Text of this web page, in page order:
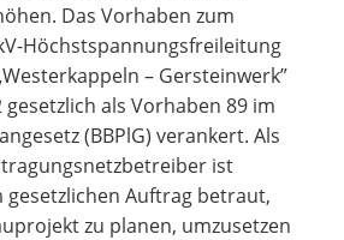
Das Vorhaben zum
Höchstspannungsfreileitung
– Gersteinwerk”
als Vorhaben 89 im
(BBPlG) verankert. Als
ist
Auftrag betraut,
zu planen, umzusetzen